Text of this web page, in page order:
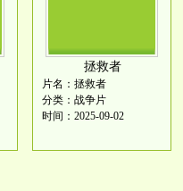
拯救者
片名：拯救者
分类：战争片
时间：2025-09-02